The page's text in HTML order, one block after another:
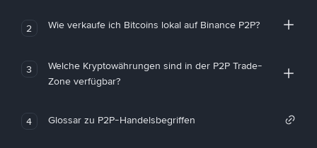
2 Wie verkaufe ich Bitcoins lokal auf Binance P2P?
3
Welche Kryptowährungen sind in der P2P Trade-
Zone verfügbar?
4 Glossar zu P2P-Handelsbegriffen